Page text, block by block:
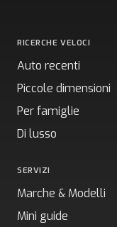
RICERCHE VELOCI
Auto recenti
Piccole dimensioni
Per famiglie
Di lusso
SERVIZI
Marche & Modelli
Mini guide